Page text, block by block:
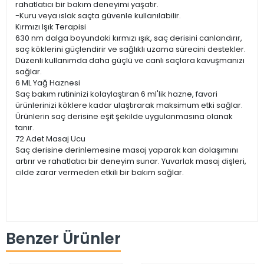
rahatlatıcı bir bakım deneyimi yaşatır.
-Kuru veya ıslak saçta güvenle kullanılabilir.
Kırmızı Işık Terapisi
630 nm dalga boyundaki kırmızı ışık, saç derisini canlandırır,
saç köklerini güçlendirir ve sağlıklı uzama sürecini destekler.
Düzenli kullanımda daha güçlü ve canlı saçlara kavuşmanızı
sağlar.
6 ML Yağ Haznesi
Saç bakım rutininizi kolaylaştıran 6 ml'lik hazne, favori
ürünlerinizi köklere kadar ulaştırarak maksimum etki sağlar.
Ürünlerin saç derisine eşit şekilde uygulanmasına olanak
tanır.
72 Adet Masaj Ucu
Saç derisine derinlemesine masaj yaparak kan dolaşımını
artırır ve rahatlatıcı bir deneyim sunar. Yuvarlak masaj dişleri,
cilde zarar vermeden etkili bir bakım sağlar.
Benzer Ürünler